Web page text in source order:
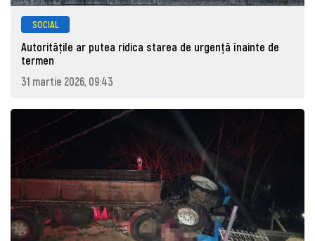
SOCIAL
Autoritățile ar putea ridica starea de urgență înainte de
termen
31 martie 2026, 09:43